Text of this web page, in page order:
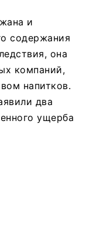
и
содержания
она
компаний,
напитков.
два
ущерба